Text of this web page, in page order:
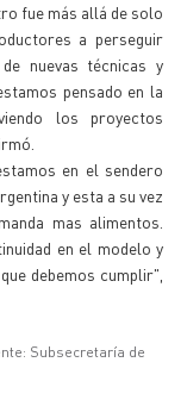
fue más allá de solo
a perseguir
nuevas técnicas y
pensado en la
los proyectos
en el sendero
y esta a su vez
mas alimentos.
en el modelo y
debemos cumplir",
Subsecretaría de